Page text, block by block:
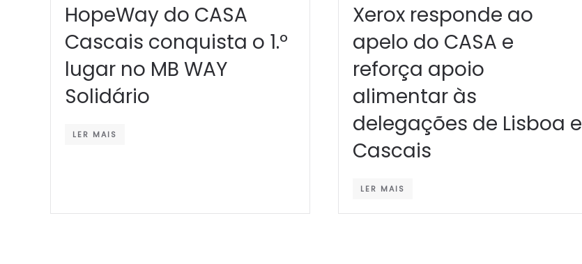
HopeWay do CASA
Cascais conquista o 1.º
lugar no MB WAY
Solidário
LER MAIS
Xerox responde ao
apelo do CASA e
reforça apoio
alimentar às
delegações de Lisboa e
Cascais
LER MAIS